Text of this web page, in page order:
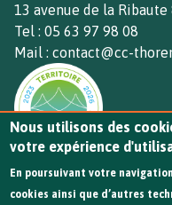
13 avenue de la
Tel : 05 63 97 98 08
Mail : contact@cc-
Nous utilisons des
votre expérience
En poursuivant votre
cookies ainsi que d’autres